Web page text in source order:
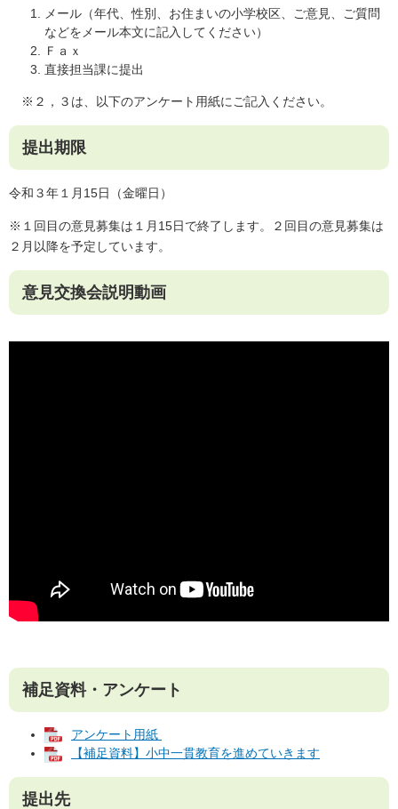
メール（年代、性別、お住まいの小学校区、ご意見、ご質問
などをメール本文に記入してください）
Ｆａｘ
直接担当課に提出
※２，３は、以下のアンケート用紙にご記入ください。
提出期限
令和３年１月15日（金曜日）
※１回目の意見募集は１月15日で終了します。２回目の意見募集は
２月以降を予定しています。
意見交換会説明動画
補足資料・アンケート
アンケート用紙
【補足資料】小中一貫教育を進めていきます
提出先